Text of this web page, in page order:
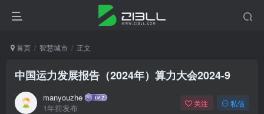
首页 智慧城市 正文
中国运力发展报告（2024年）算力大会2024-9
manyouzhe
1年前发布
关注 私信